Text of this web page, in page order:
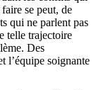
se peut, de
qui ne parlent pas
telle trajectoire
Des
l’équipe soignante